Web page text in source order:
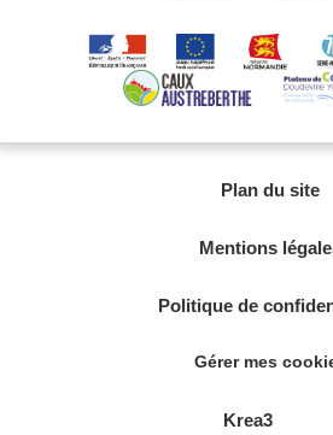
Plan du site
Mentions
Politique de
Gérer mes
Krea3